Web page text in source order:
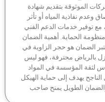
بتقديم شهادة
المياه أو تأثر
خدمات الدعم الفني
أهمية الضمان
هو حجر الزاوية في
محترفة، فهو ليس
في المواد
إلى حماية الهيكل
الطويل يمنح صاحب